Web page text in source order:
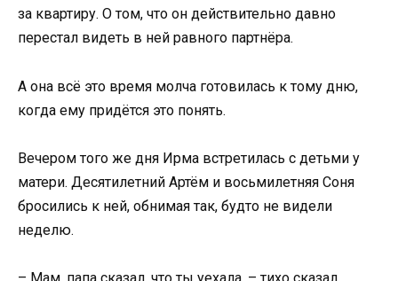
за квартиру. О том, что он действительно давно
перестал видеть в ней равного партнёра.
А она всё это время молча готовилась к тому дню,
когда ему придётся это понять.
Вечером того же дня Ирма встретилась с детьми у
матери. Десятилетний Артём и восьмилетняя Соня
бросились к ней, обнимая так, будто не видели
неделю.